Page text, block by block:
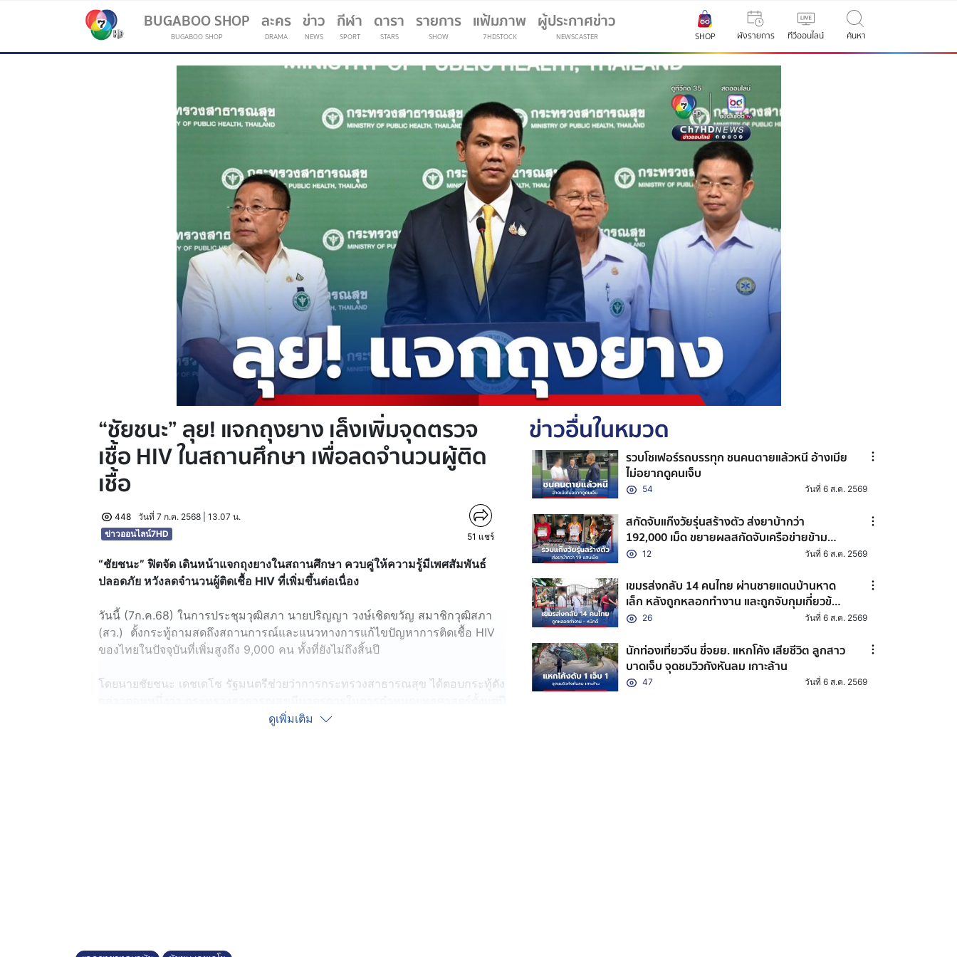
BUGABOO SHOP
BUGABOO SHOP
ละคร
DRAMA
ข่าว
NEWS
กีฬา
SPORT
(current)
ดารา
STARS
รายการ
SHOW
แฟ้มภาพ
7HDSTOCK
ผู้ประกาศข่าว
NEWSCASTER SHOP ผังรายการ ทีวีออนไลน์ ค้นหา
“ชัยชนะ” ลุย! แจกถุงยาง เล็งเพิ่มจุดตรวจ
เชื้อ HIV ในสถานศึกษา เพื่อลดจำนวนผู้ติด
เชื้อ
448
วันที่ 7 ก.ค. 2568 | 13.07 น.
ข่าวออนไลน์7HD
51 แชร์
“ชัยชนะ” ฟิตจัด เดินหน้าแจกถุงยางในสถานศึกษา ควบคู่ให้ความรู้มีเพศสัมพันธ์
ปลอดภัย หวังลดจำนวนผู้ติดเชื้อ HIV ที่เพิ่มขึ้นต่อเนื่อง
วันนี้ (7ก.ค.68) ในการประชุมวุฒิสภา นายปริญญา วงษ์เชิดขวัญ สมาชิกวุฒิสภา
(สว.) ตั้งกระทู้ถามสดถึงสถานการณ์และแนวทางการแก้ไขปัญหาการติดเชื้อ HIV
ของไทยในปัจจุบันที่เพิ่มสูงถึง 9,000 คน ทั้งที่ยังไม่ถึงสิ้นปี
โดยนายชัยชนะ เดชเดโช รัฐมนตรีช่วยว่าการกระทรวงสาธารณสุข ได้ตอบกระทู้ดัง
2560 - 2573 โดยกำหนดเป้าหมายลดติด-ลดตาย-ลดตีตรา ลดการติดเชื้อ HIV ราย
ดูเพิ่มเติม
ข่าวอื่นในหมวด
รวบโชเฟอร์รถบรรทุก ชนคนตายแล้วหนี อ้างเมีย
ไม่อยากดูคนเจ็บ
54 วันที่ 6 ส.ค. 2569
สกัดจับแก๊งวัยรุ่นสร้างตัว ส่งยาบ้ากว่า
192,000 เม็ด ขยายผลสกัดจับเครือข่ายข้าม
จังหวัด
12 วันที่ 6 ส.ค. 2569
เขมรส่งกลับ 14 คนไทย ผ่านชายแดนบ้านหาด
เล็ก หลังถูกหลอกทำงาน และถูกจับกุมเกี่ยวข้อง
กับอาชญากรรมออนไลน์
26 วันที่ 6 ส.ค. 2569
นักท่องเที่ยวจีน ขี่จยย. แหกโค้ง เสียชีวิต ลูกสาว
บาดเจ็บ จุดชมวิวกังหันลม เกาะล้าน
47 วันที่ 6 ส.ค. 2569